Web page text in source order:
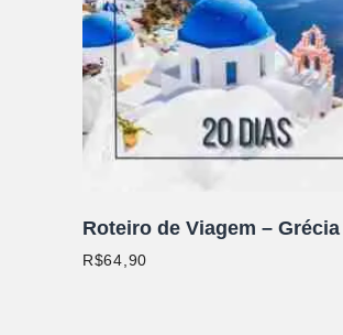
ADICIONAR AO
Roteiro de Viagem – Grécia
R$64,90